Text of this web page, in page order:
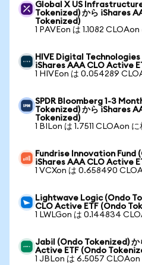
Global X US
Tokenized) から iShares
Tokenized)
1 PAVEon は 1.1082 CLOAon
HIVE Digital
iShares AAA CLO Active
1 HIVEon は 0.054289
SPDR Bloomberg 1-3
Tokenized) から iShares
Tokenized)
1 BILon は 1.7511 CLOAon に
Fundrise Innovation Fund
iShares AAA CLO Active
1 VCXon は 0.658490
Lightwave Logic (Ondo
CLO Active ETF (Ondo
1 LWLGon は 0.144834
Jabil (Ondo Tokenized) か
Active ETF (Ondo
1 JBLon は 6.5057 CLOAon